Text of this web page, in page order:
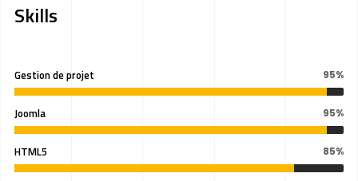
Skills
Gestion de projet 95%
Joomla 95%
HTML5 85%